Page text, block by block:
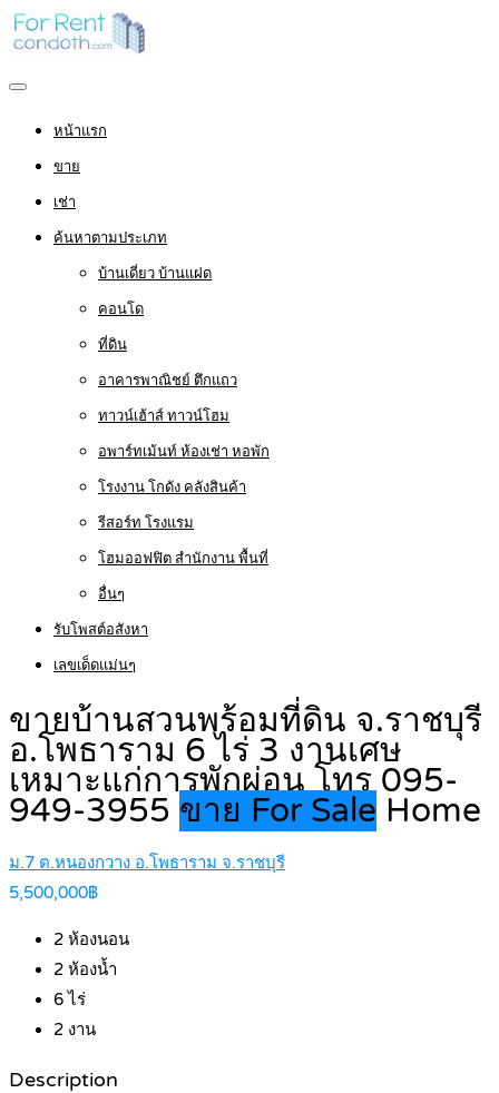
หน้าแรก
ขาย
เช่า
ค้นหาตามประเภท
บ้านเดี่ยว บ้านแฝด
คอนโด
ที่ดิน
อาคารพาณิชย์ ตึกแถว
ทาวน์เฮ้าส์ ทาวน์โฮม
อพาร์ทเม้นท์ ห้องเช่า หอพัก
โรงงาน โกดัง คลังสินค้า
รีสอร์ท โรงแรม
โฮมออฟฟิต สำนักงาน พื้นที่
อื่นๆ
รับโพสต์อสังหา
เลขเด็ดแม่นๆ
ขายบ้านสวนพร้อมที่ดิน จ.ราชบุรี
อ.โพธาราม 6 ไร่ 3 งานเศษ
เหมาะแก่การพักผ่อน โทร 095-
949-3955 ขาย For Sale Home
ม.7 ต.หนองกวาง อ.โพธาราม จ.ราชบุรี
5,500,000฿
2 ห้องนอน
2 ห้องน้ำ
6ไร่
2 งาน
Description